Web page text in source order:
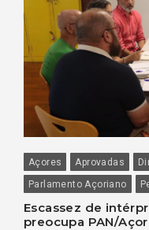
Açores Aprovadas
Parlamento Açoriano
Escassez de
preocupa PAN/